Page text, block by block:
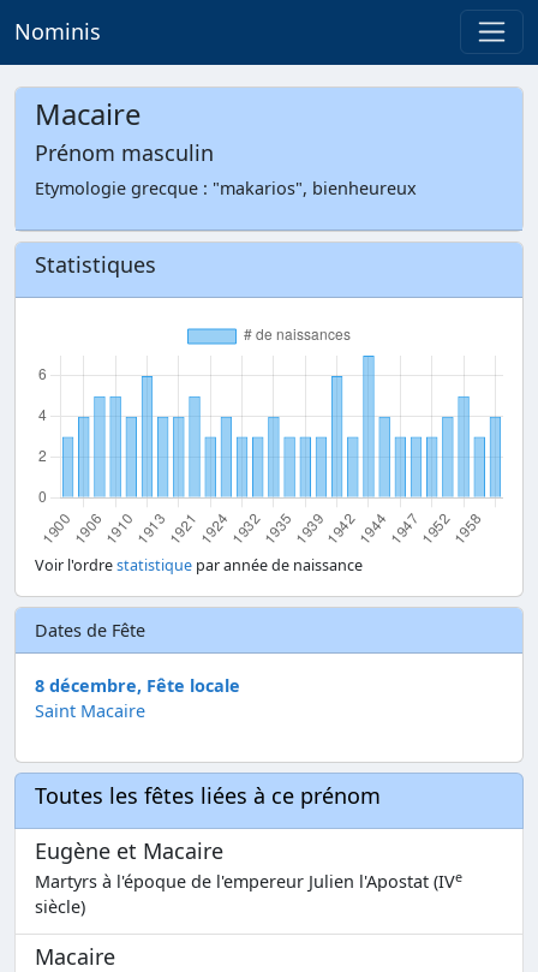
Nominis
Macaire
Prénom masculin
Etymologie grecque : "makarios", bienheureux
Statistiques
Voir l'ordrestatistique par année de naissance
Dates de Fête
8 décembre, Fête locale
Saint Macaire
Toutes les fêtes liées à ce prénom
Eugène et Macaire
Martyrs à l'époque de l'empereur Julien l'Apostat (IVe
siècle)
Macaire